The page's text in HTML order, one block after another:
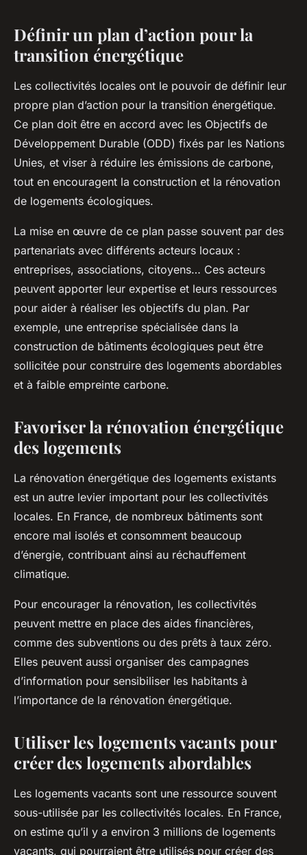
Définir un plan d’action pour la
transition énergétique
Les collectivités locales ont le pouvoir de définir leur
propre plan d’action pour la transition énergétique.
Ce plan doit être en accord avec les Objectifs de
Développement Durable (ODD) fixés par les Nations
Unies, et viser à réduire les émissions de carbone,
tout en encouragent la construction et la rénovation
de logements écologiques.
La mise en œuvre de ce plan passe souvent par des
partenariats avec différents acteurs locaux :
entreprises, associations, citoyens… Ces acteurs
peuvent apporter leur expertise et leurs ressources
pour aider à réaliser les objectifs du plan. Par
exemple, une entreprise spécialisée dans la
construction de bâtiments écologiques peut être
sollicitée pour construire des logements abordables
et à faible empreinte carbone.
Favoriser la rénovation énergétique
des logements
La rénovation énergétique des logements existants
est un autre levier important pour les collectivités
locales. En France, de nombreux bâtiments sont
encore mal isolés et consomment beaucoup
d’énergie, contribuant ainsi au réchauffement
climatique.
Pour encourager la rénovation, les collectivités
peuvent mettre en place des aides financières,
comme des subventions ou des prêts à taux zéro.
Elles peuvent aussi organiser des campagnes
d’information pour sensibiliser les habitants à
l’importance de la rénovation énergétique.
Utiliser les logements vacants pour
créer des logements abordables
Les logements vacants sont une ressource souvent
sous-utilisée par les collectivités locales. En France,
on estime qu’il y a environ 3 millions de logements
vacants, qui pourraient être utilisés pour créer des